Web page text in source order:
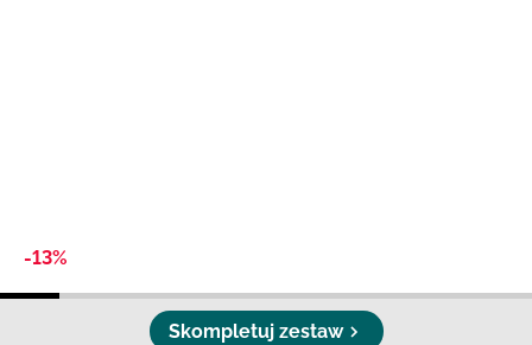
-13%
Skompletuj zestaw